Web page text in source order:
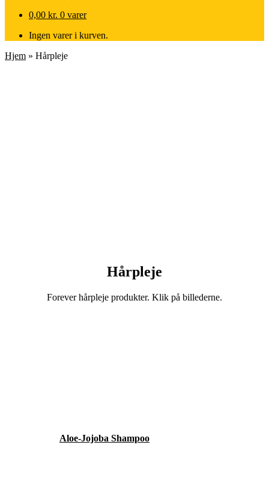
0,00 kr. 0 varer
Ingen varer i kurven.
Hjem » Hårpleje
Hårpleje
Forever hårpleje produkter. Klik på billederne.
Aloe-Jojoba Shampoo